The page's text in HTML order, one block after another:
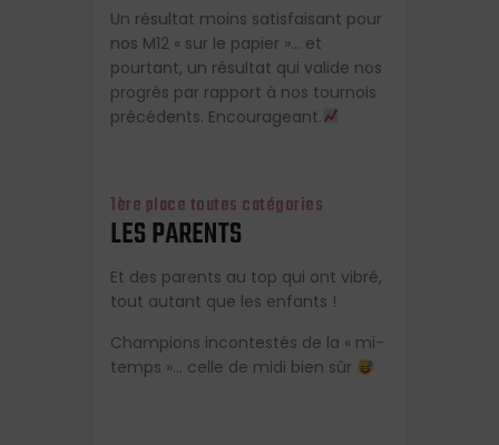
Un résultat moins satisfaisant pour
nos M12 « sur le papier »… et
pourtant, un résultat qui valide nos
progrès par rapport à nos tournois
précédents. Encourageant.
1ère place toutes catégories
LES PARENTS
Et des parents au top qui ont vibré,
tout autant que les enfants !
Champions incontestés de la « mi-
temps »… celle de midi bien sûr